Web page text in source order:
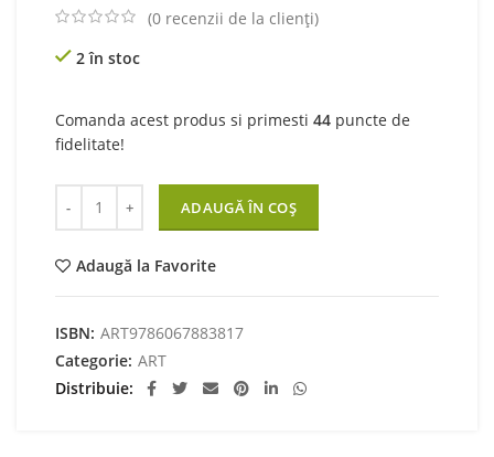
(0 recenzii de la clienți)
2 în stoc
Comanda acest produs si primesti 44 puncte de
fidelitate!
ADAUGĂ ÎN COȘ
Adaugă la Favorite
ISBN: ART9786067883817
Categorie: ART
Distribuie